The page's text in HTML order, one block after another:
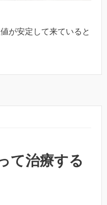
が安定して来ていると
て治療する